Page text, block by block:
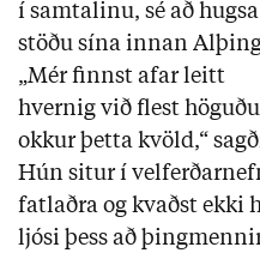
í samtalinu, sé að hugsa
stöðu sína innan
„Mér finnst afar leitt
hvernig við flest
okkur þetta kvöld,“
Hún situr í
fatlaðra og kvaðst ekki
ljósi þess að